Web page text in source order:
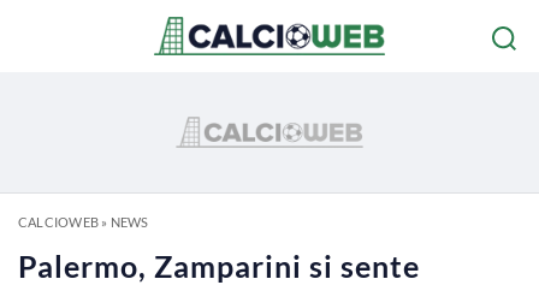
CALCIOWEB» NEWS
Palermo, Zamparini si sente